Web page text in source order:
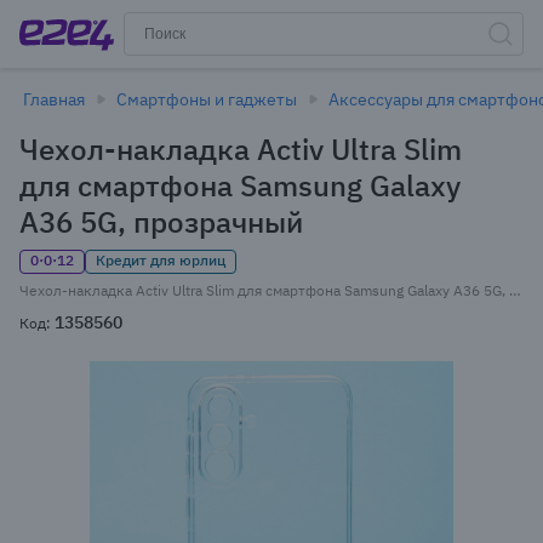
Главная Смартфоны и гаджеты Аксессуары для
Чехол-накладка Activ Ultra Slim
для смартфона Samsung Galaxy
A36 5G, прозрачный
0·0·12
Кредит для юрлиц
Чехол-накладка Activ Ultra Slim для смартфона Samsung Galaxy A36 5G, силикон, прозрачный (239412)
Код: 1358560